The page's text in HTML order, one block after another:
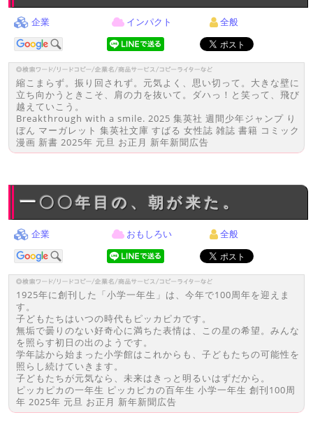
企業 インパクト 全般
縮こまらず。振り回されず。元気よく、思い切って。大きな壁に
立ち向かうときこそ、肩の力を抜いて。ダハっ！と笑って、飛び
越えていこう。
Breakthrough with a smile. 2025 集英社 週間少年ジャンプ り
ぼん マーガレット 集英社文庫 すばる 女性誌 雑誌 書籍 コミック
漫画 新書 2025年 元旦 お正月 新年新聞広告
一〇〇年目の、朝が来た。
企業 おもしろい 全般
1925年に創刊した「小学一年生」は、今年で100周年を迎えま
す。
子どもたちはいつの時代もピッカピカです。
無垢で曇りのない好奇心に満ちた表情は、この星の希望。みんな
を照らす初日の出のようです。
学年誌から始まった小学館はこれからも、子どもたちの可能性を
照らし続けていきます。
子どもたちが元気なら、未来はきっと明るいはずだから。
ピッカピカの一年生 ピッカピカの百年生 小学一年生 創刊100周
年 2025年 元旦 お正月 新年新聞広告